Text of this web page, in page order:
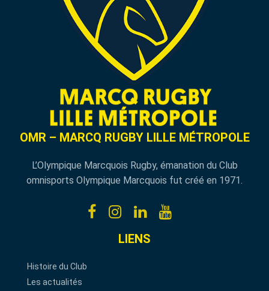
OMR – MARCQ RUGBY LILLE MÉTROPOLE
L’Olympique Marcquois Rugby, émanation du Club
omnisports Olympique Marcquois fut créé en 1971.
LIENS
Histoire du Club
Les actualités